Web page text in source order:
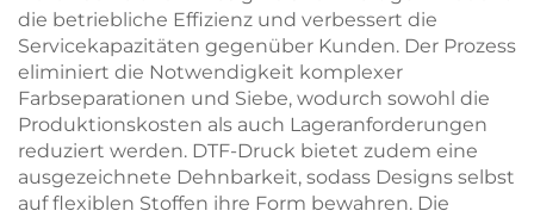
die betriebliche Effizienz und verbessert die
Servicekapazitäten gegenüber Kunden. Der Prozess
eliminiert die Notwendigkeit komplexer
Farbseparationen und Siebe, wodurch sowohl die
Produktionskosten als auch Lageranforderungen
reduziert werden. DTF-Druck bietet zudem eine
ausgezeichnete Dehnbarkeit, sodass Designs selbst
auf flexiblen Stoffen ihre Form bewahren. Die